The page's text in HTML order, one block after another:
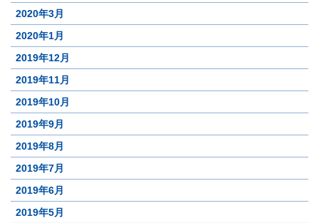
2020年3月
2020年1月
2019年12月
2019年11月
2019年10月
2019年9月
2019年8月
2019年7月
2019年6月
2019年5月